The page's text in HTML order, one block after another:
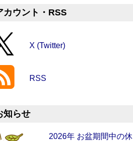
カウント・RSS
X (Twitter)
RSS
知らせ
2026年 お盆期間中の休